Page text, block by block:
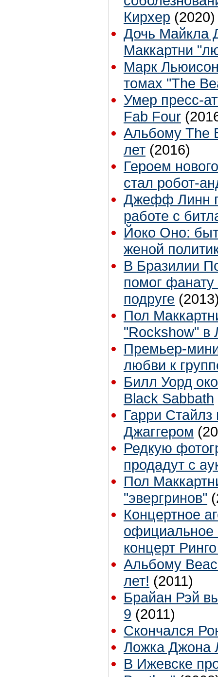
Кирхер (2020)
Дочь Майкла
Маккартни
Марк
томах "The
Умер пресс-
Fab Four
Альбому The
лет (2016)
Героем
стал робот-
Джефф Линн
работе с
Йоко Оно:
женой
В Бразилии
помог
подруге
Пол
"Rockshow" в
Премьер-
любви к
Билл Уорд
Black Sabbath
Гарри
Джаггером
Редкую
продадут с
Пол
"эвергринов"
Концертное
официальное
концерт
Альбому
лет! (2011)
Брайан Рэй
9 (2011)
Скончался
Ложка Джона
В Ижевске